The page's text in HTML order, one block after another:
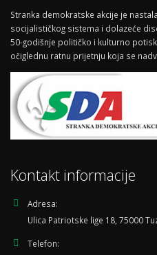
Stranka demokratske akcije je
socijalističkog sistema i dolazeće
50-godišnje političko i kulturno
očiglednu ratnu prijetnju koja se
Kontakt informacije
Adresa:
Ulica Patriotske lige 18, 75000
Telefon: